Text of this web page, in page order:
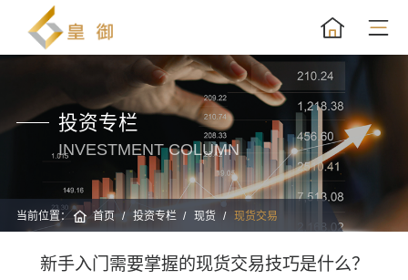
投资专栏
INVESTMENT COLUMN
当前位置： 首页 投资专栏 现货 现货交易
新手入门需要掌握的现货交易技巧是什么？